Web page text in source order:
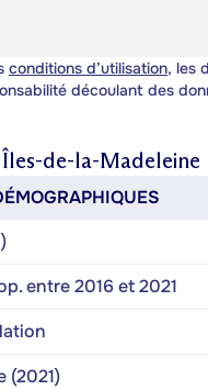
conditions d’utilisation, les
découlant des
Îles-de-la-Madeleine
entre 2016 et 2021
(2021)